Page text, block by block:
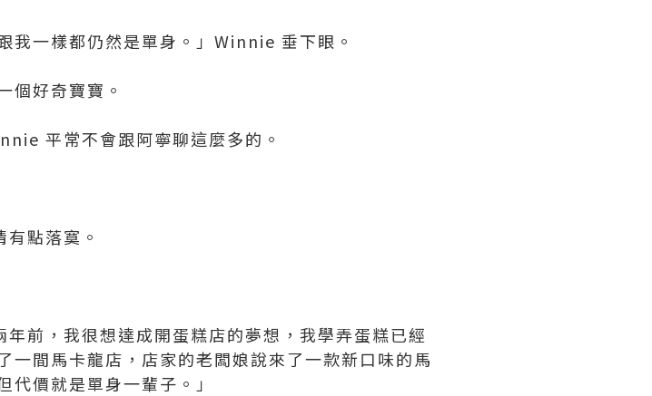
我一樣都仍然是單身。」Winnie 垂下眼。
個好奇寶寶。
平常不會跟阿寧聊這麼多的。
點落寞。
前，我很想達成開蛋糕店的夢想，我學弄蛋糕已經
一間馬卡龍店，店家的老闆娘說來了一款新口味的馬
價就是單身一輩子。」